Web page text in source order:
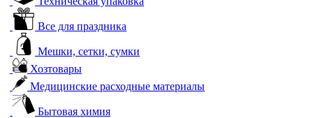
Все для праздника
Мешки, сетки, сумки
Хозтовары
Медицинские расходные материалы
Бытовая химия